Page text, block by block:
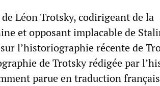
Léon Trotsky, codirigeant de la
et opposant implacable de
l’historiographie récente de
de Trotsky rédigée par
parue en traduction